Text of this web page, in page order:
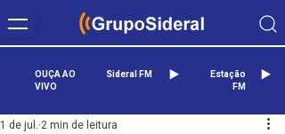
OUÇA AO
VIVO
Sideral FM
Estação
FM
1 de jul. 2 min de leitura